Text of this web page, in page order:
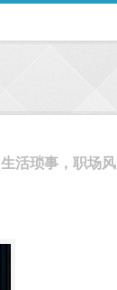
生活琐事，职场